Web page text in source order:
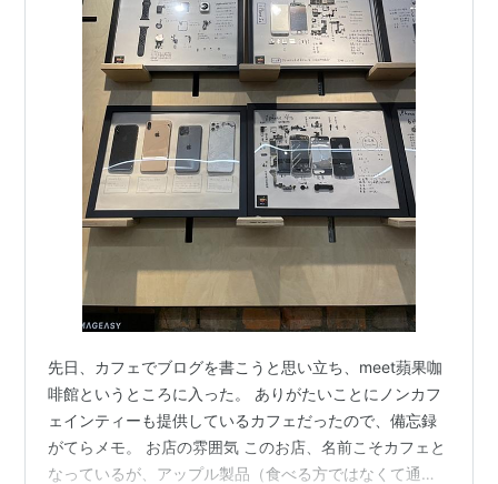
先日、カフェでブログを書こうと思い立ち、meet蘋果咖
啡館というところに入った。 ありがたいことにノンカフ
ェインティーも提供しているカフェだったので、備忘録
がてらメモ。 お店の雰囲気 このお店、名前こそカフェと
なっているが、アップル製品（食べる方ではなくて通信